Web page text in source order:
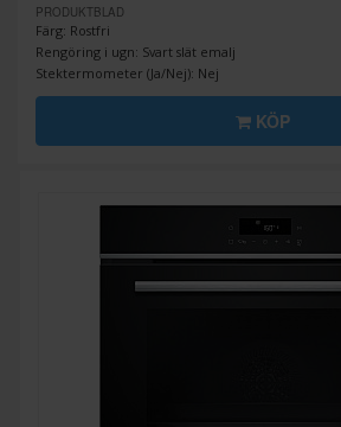
PRODUKTBLAD
Färg: Rostfri
Rengöring i ugn: Svart slät emalj
Stektermometer (Ja/Nej): Nej
KÖP